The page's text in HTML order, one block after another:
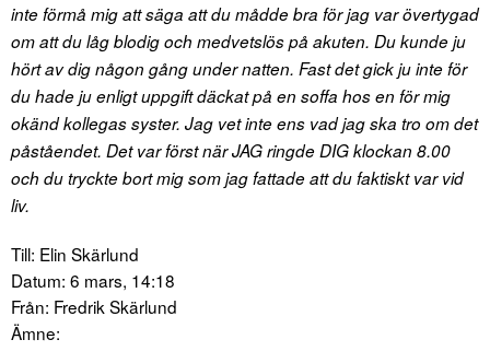
inte förmå mig att säga att du mådde bra för jag var övertygad
om att du låg blodig och medvetslös på akuten. Du kunde ju
hört av dig någon gång under natten. Fast det gick ju inte för
du hade ju enligt uppgift däckat på en soffa hos en för mig
okänd kollegas syster. Jag vet inte ens vad jag ska tro om det
påståendet. Det var först när JAG ringde DIG klockan 8.00
och du tryckte bort mig som jag fattade att du faktiskt var vid
liv.
Till: Elin Skärlund
Datum: 6 mars, 14:18
Från: Fredrik Skärlund
Ämne: